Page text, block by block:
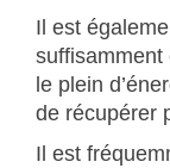
Il est
suffisamment
le plein
de récupérer
Il est